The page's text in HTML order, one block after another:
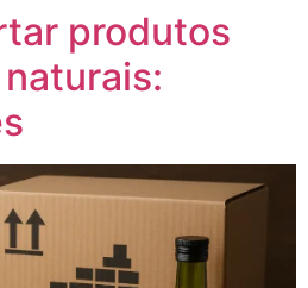
produtos